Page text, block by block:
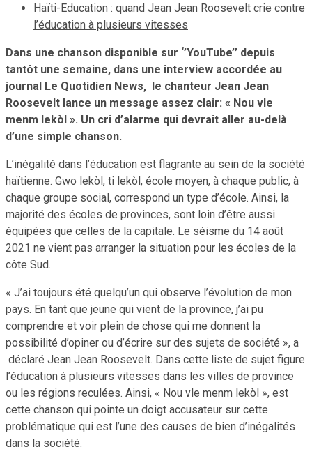
Haïti-Education : quand Jean Jean Roosevelt crie contre
l’éducation à plusieurs vitesses
Dans une chanson disponible sur ‘’YouTube’’ depuis
tantôt une semaine, dans une interview accordée au
journal Le Quotidien News, le chanteur Jean Jean
Roosevelt lance un message assez clair: « Nou vle
menm lekòl ». Un cri d’alarme qui devrait aller au-delà
d’une simple chanson.
L’inégalité dans l’éducation est flagrante au sein de la société
haïtienne. Gwo lekòl, ti lekòl, école moyen, à chaque public, à
chaque groupe social, correspond un type d’école. Ainsi, la
majorité des écoles de provinces, sont loin d’être aussi
équipées que celles de la capitale. Le séisme du 14 août
2021 ne vient pas arranger la situation pour les écoles de la
côte Sud.
« J’ai toujours été quelqu’un qui observe l’évolution de mon
pays. En tant que jeune qui vient de la province, j’ai pu
comprendre et voir plein de chose qui me donnent la
possibilité d’opiner ou d’écrire sur des sujets de société », a
déclaré Jean Jean Roosevelt. Dans cette liste de sujet figure
l’éducation à plusieurs vitesses dans les villes de province
ou les régions reculées. Ainsi, « Nou vle menm lekòl », est
cette chanson qui pointe un doigt accusateur sur cette
problématique qui est l’une des causes de bien d’inégalités
dans la société.